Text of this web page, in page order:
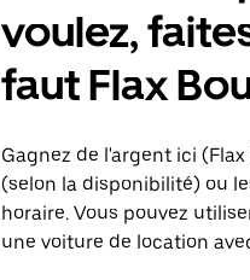
voulez,
faut Flax
Gagnez de l'argent ici
(selon la disponibilité) ou
horaire. Vous pouvez
une voiture de location